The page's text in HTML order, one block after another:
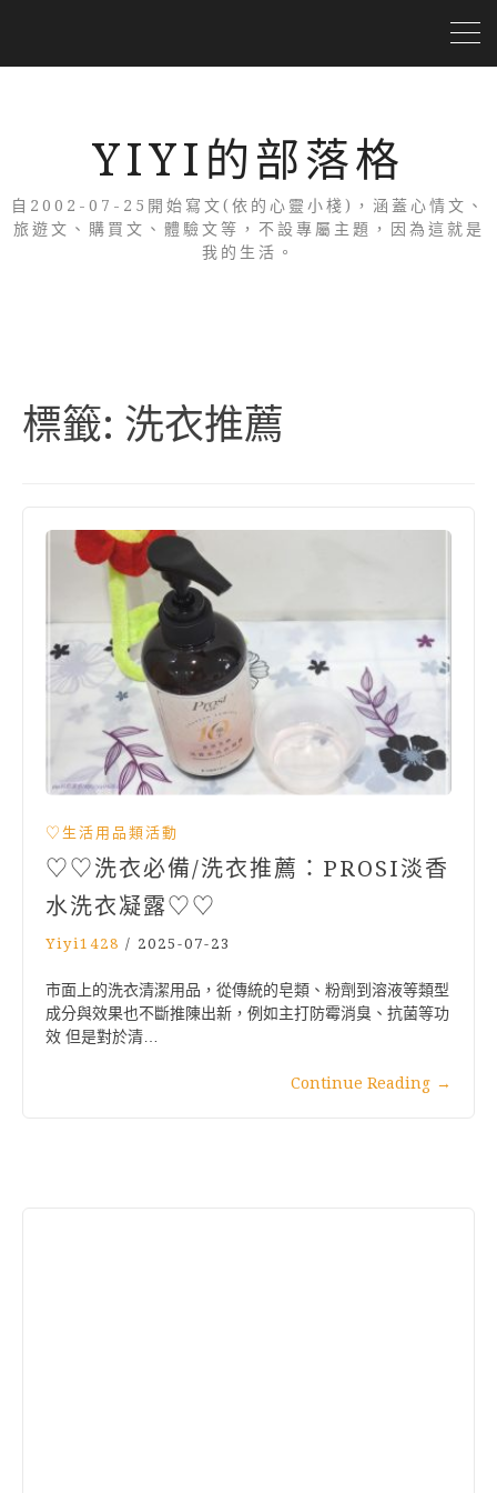
YIYI的部落格
自2002-07-25開始寫文(依的心靈小棧)，涵蓋心情文、
旅遊文、購買文、體驗文等，不設專屬主題，因為這就是
我的生活。
標籤: 洗衣推薦
♡生活用品類活動
♡♡洗衣必備/洗衣推薦：PROSI淡香
水洗衣凝露♡♡
Yiyi1428 / 2025-07-23
市面上的洗衣清潔用品，從傳統的皂類、粉劑到溶液等類型
成分與效果也不斷推陳出新，例如主打防霉消臭、抗菌等功
效 但是對於清…
Continue Reading →